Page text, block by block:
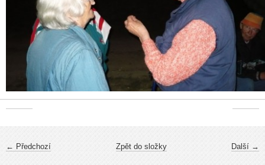
← Předchozí Další →
Zpět do složky